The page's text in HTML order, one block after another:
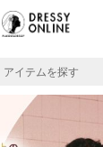
アイテムを探す